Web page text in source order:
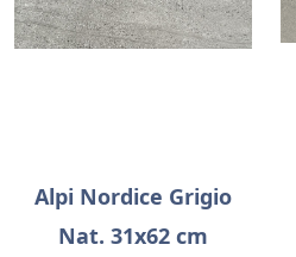
Alpi Nordice Grigio
Nat. 31x62 cm